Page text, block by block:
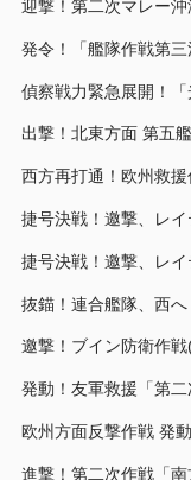
迎撃！第二次マレー沖
発令！「艦隊作戦第三
偵察戦力緊急展開！
出撃！北東方面 第五
西方再打通！欧州救
捷号決戦！邀撃、レ
捷号決戦！邀撃、レ
抜錨！連合艦隊、西
邀撃！ブイン防衛作
発動！友軍救援「第
欧州方面反撃作戦 発
進撃！第二次作戦「